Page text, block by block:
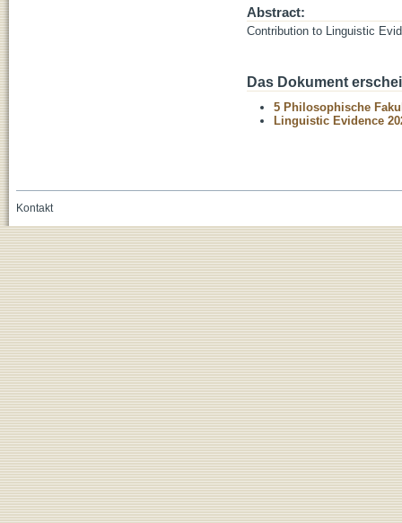
Abstract:
Contribution to Linguistic
Das Dokument
5 Philosophische
Linguistic Evidence
Kontakt